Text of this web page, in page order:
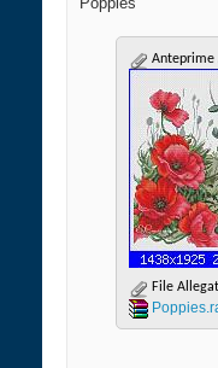
Anteprime
File